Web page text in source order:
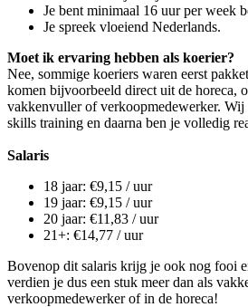
Je bent minimaal 16 uur per week
Je spreek vloeiend Nederlands.
Moet ik ervaring hebben als koerier?
Nee, sommige koeriers waren eerst
komen bijvoorbeeld direct uit de horeca,
vakkenvuller of verkoopmedewerker. Wij
skills training en daarna ben je volledig
Salaris
18 jaar: €9,15 / uur
19 jaar: €9,15 / uur
20 jaar: €11,83 / uur
21+: €14,77 / uur
Bovenop dit salaris krijg je ook nog fooi
verdien je dus een stuk meer dan als
verkoopmedewerker of in de horeca!